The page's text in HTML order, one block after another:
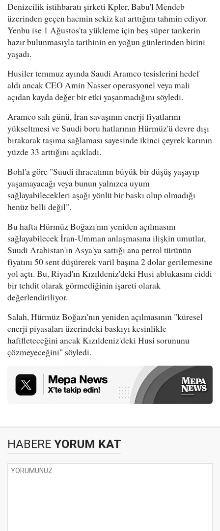
Denizcilik istihbaratı şirketi Kpler, Babu'l Mendeb
üzerinden geçen hacmin sekiz kat arttığını tahmin ediyor.
Yenbu ise 1 Ağustos'ta yükleme için beş süper tankerin
hazır bulunmasıyla tarihinin en yoğun günlerinden birini
yaşadı.
Husiler temmuz ayında Saudi Aramco tesislerini hedef
aldı ancak CEO Amin Nasser operasyonel veya mali
açıdan kayda değer bir etki yaşanmadığını söyledi.
Aramco salı günü, İran savaşının enerji fiyatlarını
yükseltmesi ve Suudi boru hatlarının Hürmüz'ü devre dışı
bırakarak taşıma sağlaması sayesinde ikinci çeyrek karının
yüzde 33 arttığını açıkladı.
Bohl'a göre "Suudi ihracatının büyük bir düşüş yaşayıp
yaşamayacağı veya bunun yalnızca uyum
sağlayabilecekleri aşağı yönlü bir baskı olup olmadığı
henüz belli değil".
Bu hafta Hürmüz Boğazı'nın yeniden açılmasını
sağlayabilecek İran-Umman anlaşmasına ilişkin umutlar,
Suudi Arabistan'ın Asya'ya sattığı ana petrol türünün
fiyatını 50 sent düşürerek varil başına 2 dolar gerilemesine
yol açtı. Bu, Riyad'ın Kızıldeniz'deki Husi ablukasını ciddi
bir tehdit olarak görmediğinin işareti olarak
değerlendiriliyor.
Salah, Hürmüz Boğazı'nın yeniden açılmasının "küresel
enerji piyasaları üzerindeki baskıyı kesinlikle
hafifleteceğini ancak Kızıldeniz'deki Husi sorununu
çözmeyeceğini" söyledi.
HABERE YORUM KAT